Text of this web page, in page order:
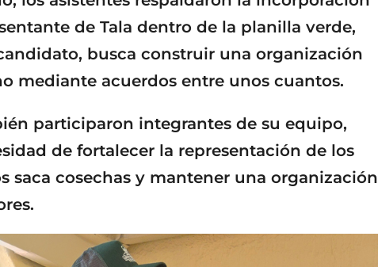
de Tala dentro de la planilla verde,
busca construir una organización
mediante acuerdos entre unos cuantos.
participaron integrantes de su equipo,
de fortalecer la representación de los
saca cosechas y mantener una organización